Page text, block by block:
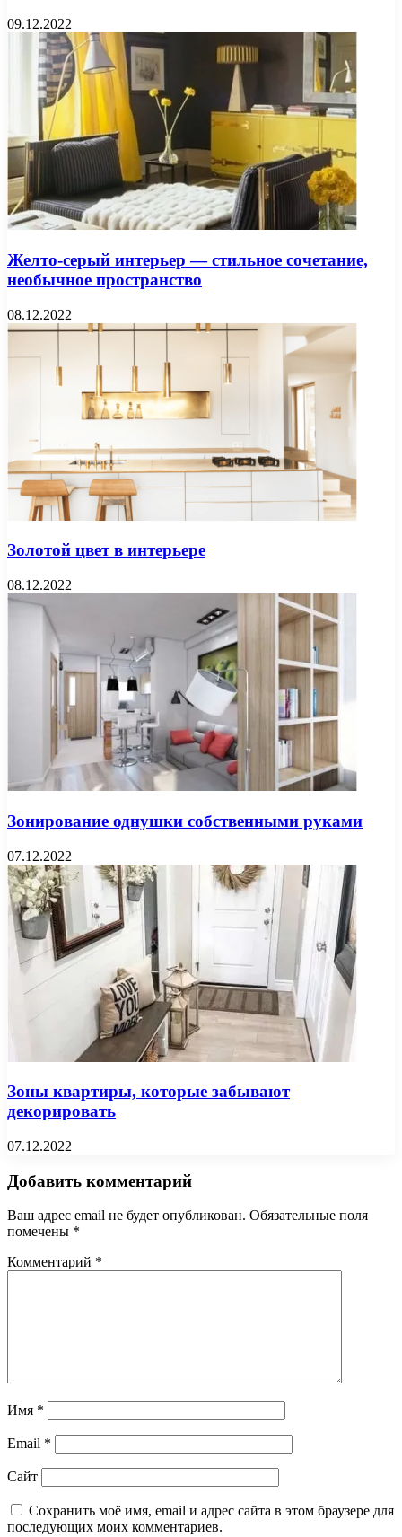
09.12.2022
Желто-серый интерьер — стильное сочетание,
необычное пространство
08.12.2022
Золотой цвет в интерьере
08.12.2022
Зонирование однушки собственными руками
07.12.2022
Зоны квартиры, которые забывают
декорировать
07.12.2022
Добавить комментарий
Ваш адрес email не будет опубликован. Обязательные поля
помечены *
Комментарий *
Имя *
Email *
Сайт
Сохранить моё имя, email и адрес сайта в этом браузере для
последующих моих комментариев.